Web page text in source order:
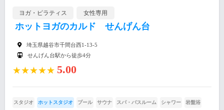
ヨガ・ピラティス 女性専用
ホットヨガのカルド せんげん台
埼玉県越谷市千間台西1-13-5
せんげん台駅から徒歩4分
★★★★★ 5.00
スタジオ ホットスタジオ プール サウナ スパ・バスルーム シャワー 岩盤浴